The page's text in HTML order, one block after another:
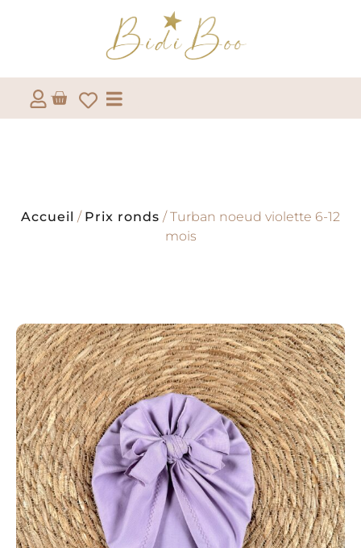
Accueil / Prix ronds / Turban noeud violette 6-12
mois